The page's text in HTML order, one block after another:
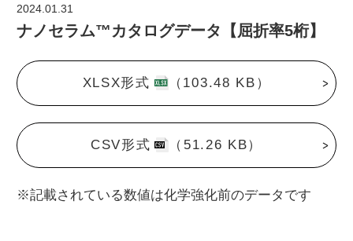
2024.01.31
ナノセラム™カタログデータ【屈折率5桁】
XLSX形式 （103.48 KB）
CSV形式 （51.26 KB）
※記載されている数値は化学強化前のデータです